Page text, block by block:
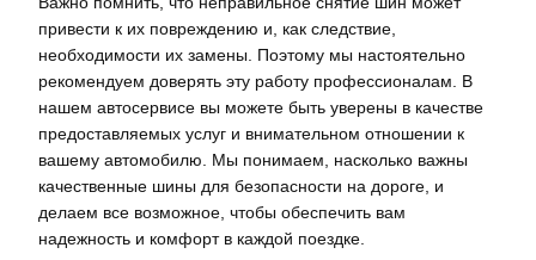
привести к их повреждению и, как следствие,
необходимости их замены. Поэтому мы настоятельно
рекомендуем доверять эту работу профессионалам. В
нашем автосервисе вы можете быть уверены в качестве
предоставляемых услуг и внимательном отношении к
вашему автомобилю. Мы понимаем, насколько важны
качественные шины для безопасности на дороге, и
делаем все возможное, чтобы обеспечить вам
надежность и комфорт в каждой поездке.